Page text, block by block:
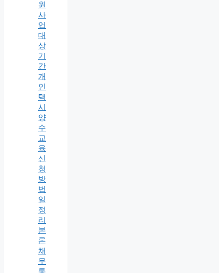
원
사
업
대
상
기
간
개
인
택
시
양
수
교
육
신
청
방
법
일
정
리
본
론
채
무